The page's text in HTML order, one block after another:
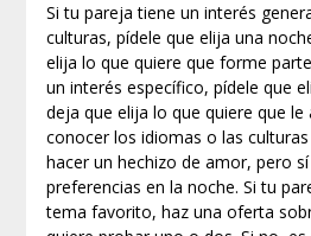
Si tu pareja tiene un interés
culturas, pídele que elija una
elija lo que quiere que forme
un interés específico, pídele que
deja que elija lo que quiere que
conocer los idiomas o las
hacer un hechizo de amor, pero
preferencias en la noche. Si tu
tema favorito, haz una oferta